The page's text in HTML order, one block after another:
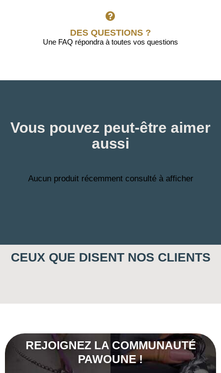
DES QUESTIONS ?
Une FAQ répondra à toutes vos questions
Vous pouvez peut-être aimer
aussi
Aucun produit récemment consulté à afficher
CEUX QUE DISENT NOS CLIENTS
REJOIGNEZ LA COMMUNAUTÉ
PAWOUNE !